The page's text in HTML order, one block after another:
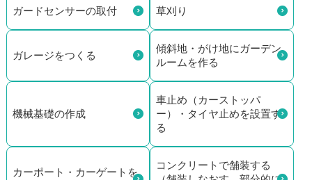
ガードセンサーの取付 草刈り
ガレージをつくる
傾斜地・がけ地にガーデン
ルームを作る
機械基礎の作成
車止め（カーストッパ
ー）・タイヤ止めを設置す
る
カーポート・カーゲートを
コンクリートで舗装する